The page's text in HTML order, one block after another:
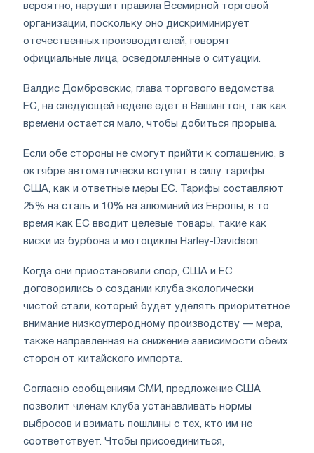
вероятно, нарушит правила Всемирной торговой
организации, поскольку оно дискриминирует
отечественных производителей, говорят
официальные лица, осведомленные о ситуации.
Валдис Домбровскис, глава торгового ведомства
ЕС, на следующей неделе едет в Вашингтон, так как
времени остается мало, чтобы добиться прорыва.
Если обе стороны не смогут прийти к соглашению, в
октябре автоматически вступят в силу тарифы
США, как и ответные меры ЕС. Тарифы составляют
25% на сталь и 10% на алюминий из Европы, в то
время как ЕС вводит целевые товары, такие как
виски из бурбона и мотоциклы Harley-Davidson.
Когда они приостановили спор, США и ЕС
договорились о создании клуба экологически
чистой стали, который будет уделять приоритетное
внимание низкоуглеродному производству — мера,
также направленная на снижение зависимости обеих
сторон от китайского импорта.
Согласно сообщениям СМИ, предложение США
позволит членам клуба устанавливать нормы
выбросов и взимать пошлины с тех, кто им не
соответствует. Чтобы присоединиться,